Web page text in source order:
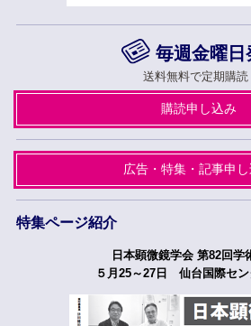
毎週金曜日
送料無料で定期購読
購読申し込み
広告・特集・記事申
特集ページ紹介
日本顕微鏡学会 第82回学
５月25～27日 仙台国際セ